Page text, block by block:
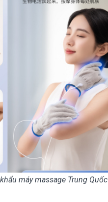
máy massage Trung Quốc